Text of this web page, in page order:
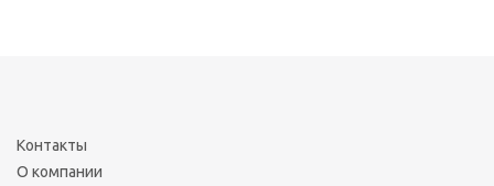
Контакты
О компании